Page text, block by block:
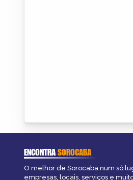
ENCONTRASOROCABA
O melhor de Sorocaba num só
empresas, locais, serviços e